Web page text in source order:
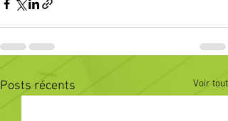
Posts récents Voir tout